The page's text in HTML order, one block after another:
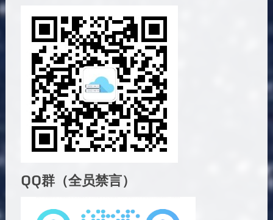
QQ群（全员禁言）